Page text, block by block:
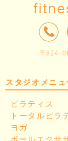
スタジオメニュ
ピラティス
トータルピラ
ヨガ